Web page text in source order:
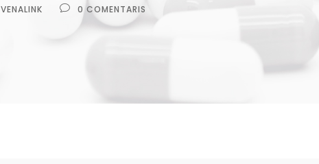
VENALINK 0 COMENTARIS